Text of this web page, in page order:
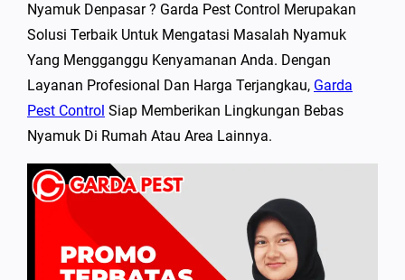
Nyamuk Denpasar ? Garda Pest Control Merupakan
Solusi Terbaik Untuk Mengatasi Masalah Nyamuk
Yang Mengganggu Kenyamanan Anda. Dengan
Layanan Profesional Dan Harga Terjangkau, Garda
Pest Control Siap Memberikan Lingkungan Bebas
Nyamuk Di Rumah Atau Area Lainnya.